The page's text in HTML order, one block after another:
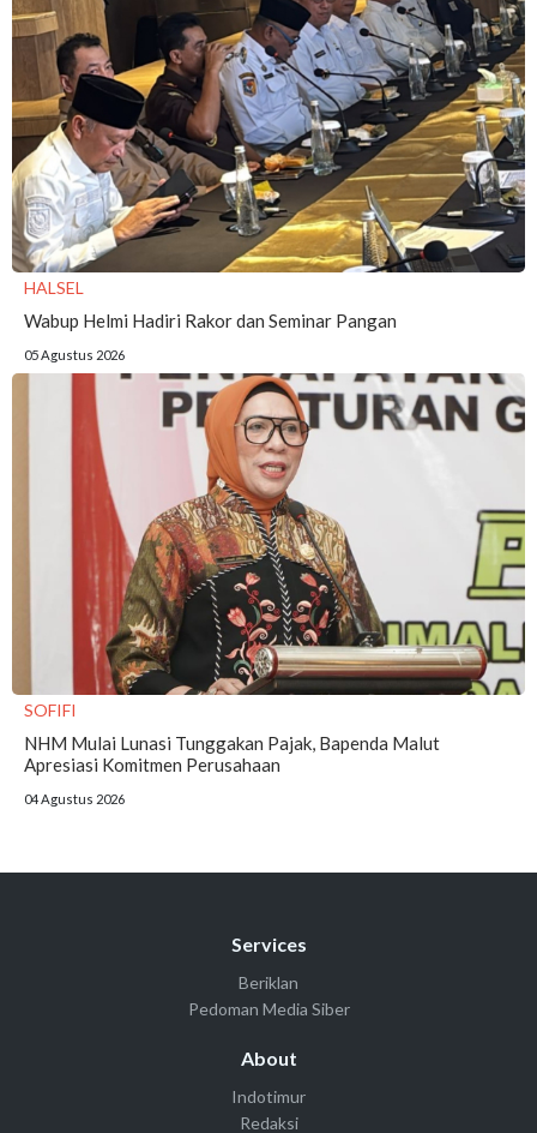
HALSEL
Wabup Helmi Hadiri Rakor dan Seminar Pangan
05 Agustus 2026
SOFIFI
NHM Mulai Lunasi Tunggakan Pajak, Bapenda Malut
Apresiasi Komitmen Perusahaan
04 Agustus 2026
Services
Beriklan
Pedoman Media Siber
About
Indotimur
Redaksi